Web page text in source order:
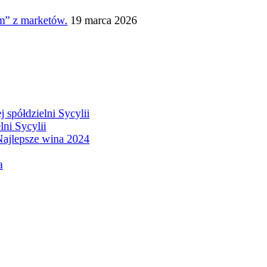
z marketów. 19 marca 2026
spółdzielni Sycylii
Sycylii
wina 2024